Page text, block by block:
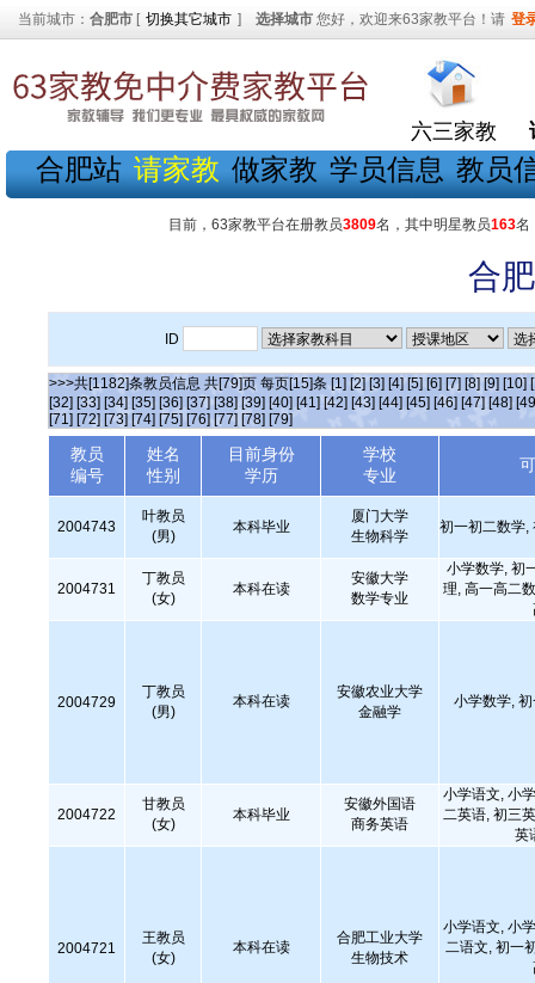
当前城市： 合肥市 [ 切换其它城市 ] 选择城市 您好，欢迎来63家教平台！请 登
六三家教
合肥站 请家教 做家教 学员信息 教员
目前，63家教平台在册教员3809名，其中明星教员163名
合
ID
>>>共[1182]条教员信息 共[79]页 每页[15]条 [1] [2] [3] [4] [5] [6] [7] [8] [9] [10]
[32] [33] [34] [35] [36] [37] [38] [39] [40] [41] [42] [43] [44] [45] [46] [47] [48]
[71] [72] [73] [74] [75] [76] [77] [78] [79]
教员
编号
姓名
性别
目前身份
学历
学校
专业
2004743
叶教员
(男)
本科毕业
厦门大学
生物科学
初一初二数学,
2004731
丁教员
(女)
本科在读
安徽大学
数学专业
小学数学, 初
理, 高一高二
2004729
丁教员
(男)
本科在读
安徽农业大学
金融学
小学数学,
2004722
甘教员
(女)
本科毕业
安徽外国语
商务英语
小学语文, 小
二英语, 初三
英
2004721
王教员
(女)
本科在读
合肥工业大学
生物技术
小学语文, 小
二语文, 初一